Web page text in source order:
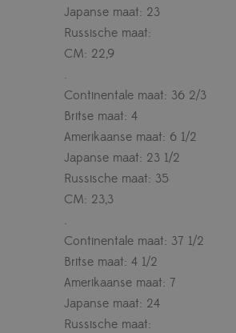
Japanse maat: 23
Russische maat:
CM: 22,9
.
Continentale maat: 36 2/3
Britse maat: 4
Amerikaanse maat: 6 1/2
Japanse maat: 23 1/2
Russische maat: 35
CM: 23,3
.
Continentale maat: 37 1/2
Britse maat: 4 1/2
Amerikaanse maat: 7
Japanse maat: 24
Russische maat: